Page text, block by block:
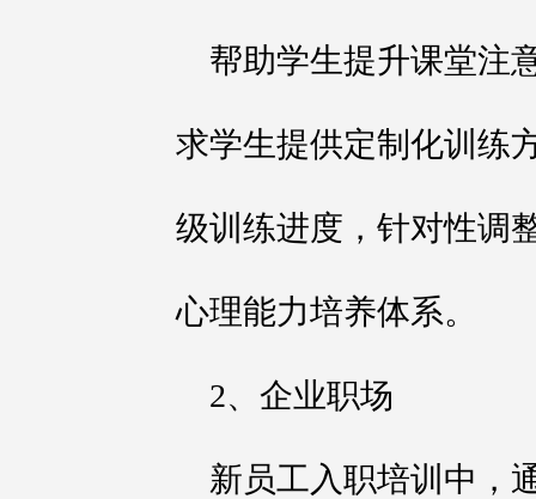
帮助学生提升课堂注
求学生提供定制化训练
级训练进度，针对性调
心理能力培养体系。
2、企业职场
新员工入职培训中，